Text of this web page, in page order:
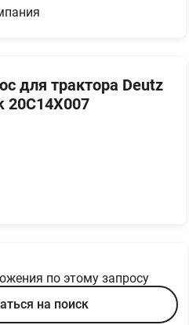
для трактора Deutz
20C14X007
по этому запросу
на поиск